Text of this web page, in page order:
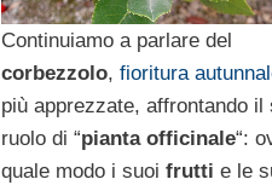
Continuiamo a parlare del
corbezzolo, fioritura
più apprezzate, affrontando il
ruolo di “pianta officinale“:
quale modo i suoi frutti e le